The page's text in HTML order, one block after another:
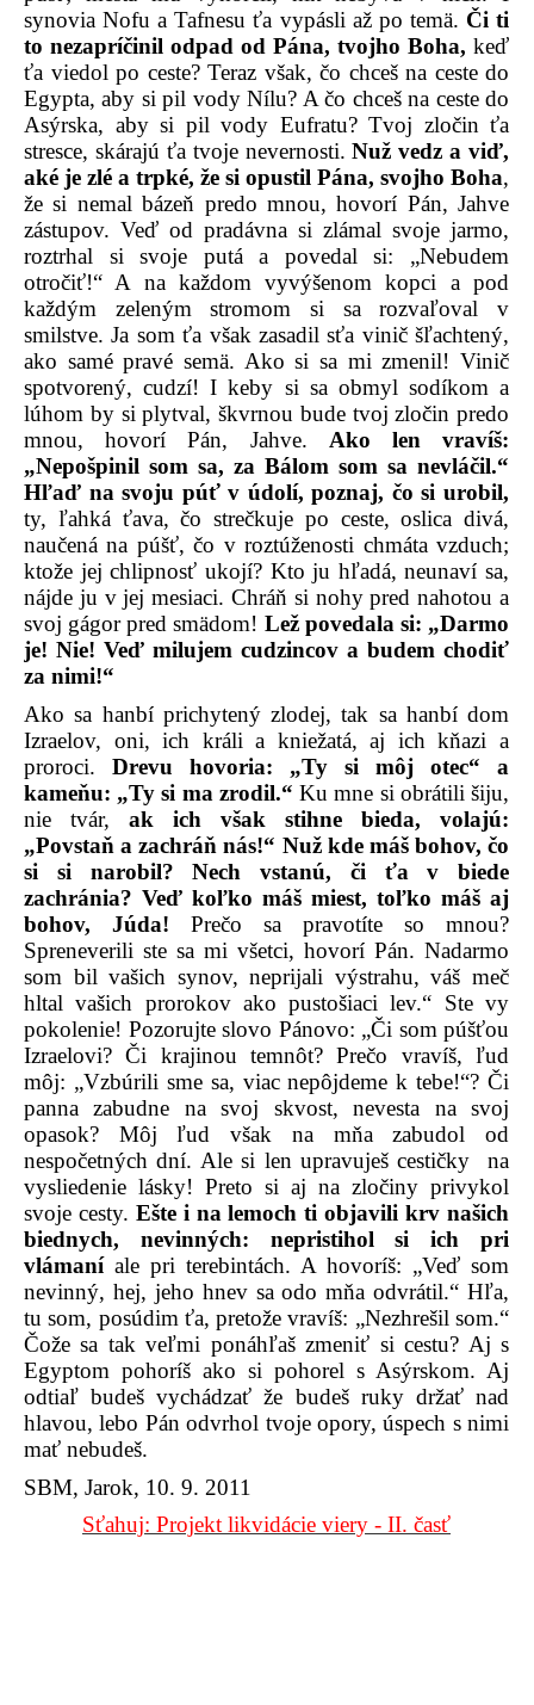
synovia Nofu a Tafnesu ťa vypásli až po temä. Či ti
to nezapríčinil odpad od Pána, tvojho Boha, keď
ťa viedol po ceste? Teraz však, čo chceš na ceste do
Egypta, aby si pil vody Nílu? A čo chceš na ceste do
Asýrska, aby si pil vody Eufratu? Tvoj zločin ťa
stresce, skárajú ťa tvoje nevernosti.Nuž vedz a viď,
aké je zlé a trpké, že si opustil Pána, svojho Boha,
že si nemal bázeň predo mnou, hovorí Pán, Jahve
zástupov. Veď od pradávna si zlámal svoje jarmo,
roztrhal si svoje putá a povedal si: „Nebudem
otročiť!“ A na každom vyvýšenom kopci a pod
každým zeleným stromom si sa rozvaľoval v
smilstve. Ja som ťa však zasadil sťa vinič šľachtený,
ako samé pravé semä. Ako si sa mi zmenil! Vinič
spotvorený, cudzí! I keby si sa obmyl sodíkom a
lúhom by si plytval, škvrnou bude tvoj zločin predo
mnou, hovorí Pán, Jahve. Ako len vravíš:
„Nepošpinil som sa, za Bálom som sa nevláčil.“
Hľaď na svoju púť v údolí, poznaj, čo si urobil,
ty, ľahká ťava, čo strečkuje po ceste, oslica divá,
naučená na púšť, čo v roztúženosti chmáta vzduch;
ktože jej chlipnosť ukojí? Kto ju hľadá, neunaví sa,
nájde ju v jej mesiaci. Chráň si nohy pred nahotou a
svoj gágor pred smädom! Lež povedala si: „Darmo
je! Nie! Veď milujem cudzincov a budem chodiť
za nimi!“
Ako sa hanbí prichytený zlodej, tak sa hanbí dom
Izraelov, oni, ich králi a kniežatá, aj ich kňazi a
proroci. Drevu hovoria: „Ty si môj otec“ a
kameňu: „Ty si ma zrodil.“ Ku mne si obrátili šiju,
nie tvár, ak ich však stihne bieda, volajú:
„Povstaň a zachráň nás!“ Nuž kde máš bohov, čo
si si narobil? Nech vstanú, či ťa v biede
zachránia? Veď koľko máš miest, toľko máš aj
bohov, Júda! Prečo sa pravotíte so mnou?
Spreneverili ste sa mi všetci, hovorí Pán. Nadarmo
som bil vašich synov, neprijali výstrahu, váš meč
hltal vašich prorokov ako pustošiaci lev.“ Ste vy
pokolenie! Pozorujte slovo Pánovo: „Či som púšťou
Izraelovi? Či krajinou temnôt? Prečo vravíš, ľud
môj: „Vzbúrili sme sa, viac nepôjdeme k tebe!“? Či
panna zabudne na svoj skvost, nevesta na svoj
opasok? Môj ľud však na mňa zabudol od
nespočetných dní. Ale si len upravuješ cestičky
na
vysliedenie lásky! Preto si aj na zločiny privykol
svoje cesty. Ešte i na lemoch ti objavili krv našich
biednych, nevinných: nepristihol si ich pri
vlámaníale pri terebintách. A hovoríš: „Veď som
nevinný, hej, jeho hnev sa odo mňa odvrátil.“ Hľa,
tu som, posúdim ťa, pretože vravíš: „Nezhrešil som.“
Čože sa tak veľmi ponáhľaš zmeniť si cestu? Aj s
Egyptom pohoríš ako si pohorel s Asýrskom. Aj
odtiaľ budeš vychádzať že budeš ruky držať nad
hlavou, lebo Pán odvrhol tvoje opory, úspech s nimi
mať nebudeš.
SBM, Jarok, 10. 9. 2011
Sťahuj: Projekt likvidácie viery - II. časť